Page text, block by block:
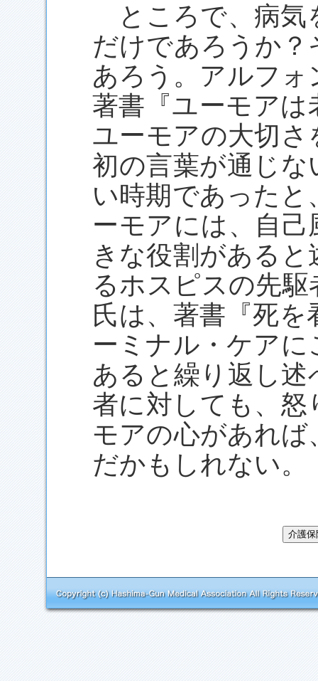
ところで、病気
だけであろうか
あろう。アルフ
著書『ユーモアは
ユーモアの大切
初の言葉が通じな
い時期であった
ーモアには、自
きな役割がある
るホスピスの先
氏は、著書『死
ーミナル・ケア
あると繰り返し
者に対しても、
モアの心があれ
だかもしれない